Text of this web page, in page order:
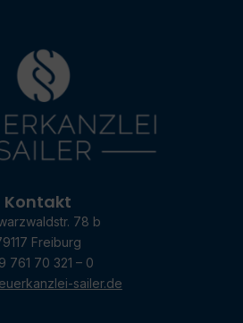
Kontakt
78 b
Freiburg
761 70 321 – 0
sailer.de